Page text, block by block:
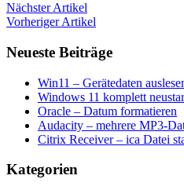
Nächster Artikel
Vorheriger Artikel
Neueste Beiträge
Win11 – Gerätedaten
Windows 11 komplett
Oracle – Datum formatieren
Audacity – mehrere MP3-
Citrix Receiver – ica Datei
Kategorien